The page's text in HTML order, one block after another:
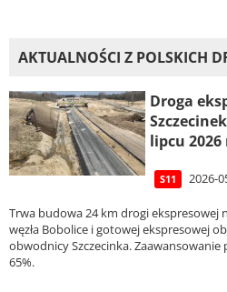
AKTUALNOŚCI Z POLSKICH
Droga
lipcu 2026
S11 2026-
Trwa budowa 24 km drogi ekspresowej
węzła Bobolice i gotowej ekspresowej
obwodnicy Szczecinka.
65%.